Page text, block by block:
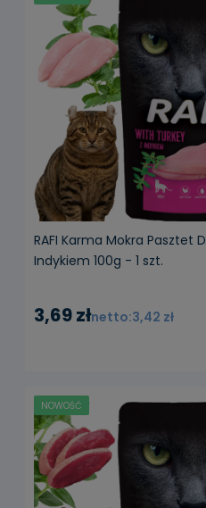
RAFI Karma Mokra Pasztet
Indykiem 100g - 1 szt.
3,69 zł 3,42 zł
NOWOŚĆ